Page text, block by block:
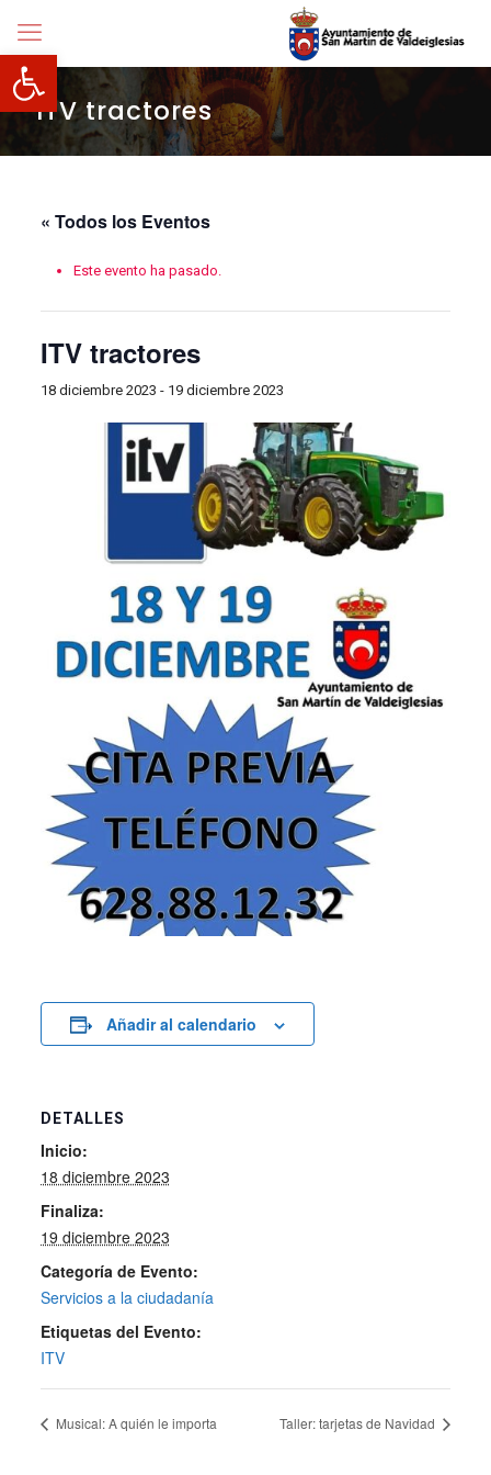
Abrir barra de herramientas
ITV tractores
« Todos los Eventos
Este evento ha pasado.
ITV tractores
18 diciembre 2023 - 19 diciembre 2023
Añadir al calendario
DETALLES
Inicio:
18 diciembre 2023
Finaliza:
19 diciembre 2023
Categoría de Evento:
Servicios a la ciudadanía
Etiquetas del Evento:
ITV
Musical: A quién le importa Taller: tarjetas de Navidad